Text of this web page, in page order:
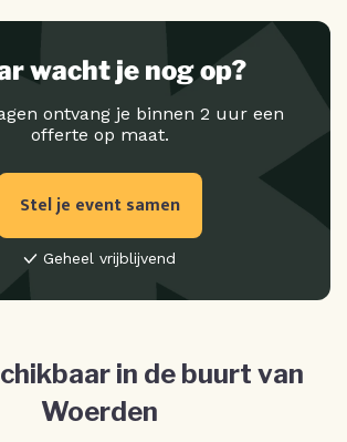
wacht je nog op?
ontvang je binnen 2 uur een
offerte op maat.
Stel je event samen
Geheel vrijblijvend
in de buurt van
Woerden